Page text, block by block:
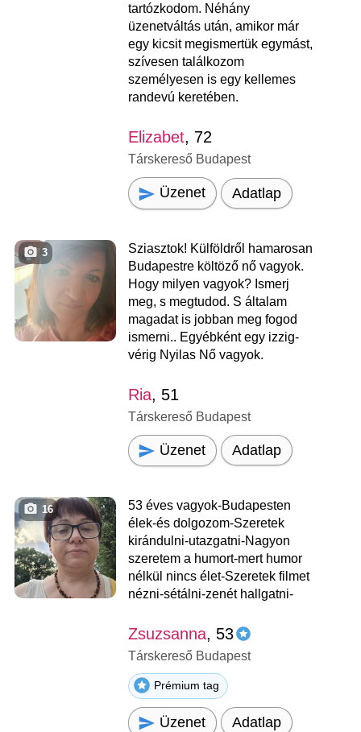
tartózkodom. Néhány
üzenetváltás után, amikor már
egy kicsit megismertük egymást,
szívesen találkozom
személyesen is egy kellemes
randevú keretében.
Elizabet, 72
Társkereső Budapest
Üzenet Adatlap
3
Sziasztok! Külföldről hamarosan
Budapestre költöző nő vagyok.
Hogy milyen vagyok? Ismerj
meg, s megtudod. S általam
magadat is jobban meg fogod
ismerni.. Egyébként egy izzig-
vérig Nyilas Nő vagyok.
Ria, 51
Társkereső Budapest
Üzenet Adatlap
16
53 éves vagyok-Budapesten
élek-és dolgozom-Szeretek
kirándulni-utazgatni-Nagyon
szeretem a humort-mert humor
nélkül nincs élet-Szeretek filmet
nézni-sétálni-zenét hallgatni-
Zsuzsanna, 53
Társkereső Budapest
Prémium tag
Üzenet Adatlap